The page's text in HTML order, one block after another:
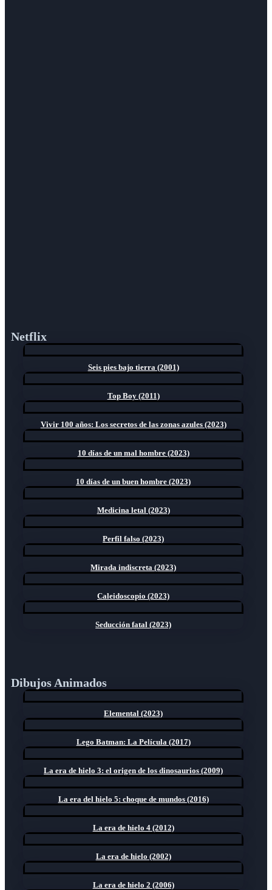
Netflix
Seis pies bajo tierra (2001)
Top Boy (2011)
Vivir 100 años: Los secretos de las zonas azules (2023)
10 días de un mal hombre (2023)
10 días de un buen hombre (2023)
Medicina letal (2023)
Perfil falso (2023)
Mirada indiscreta (2023)
Caleidoscopio (2023)
Seducción fatal (2023)
Dibujos Animados
Elemental (2023)
Lego Batman: La Película (2017)
La era de hielo 3: el origen de los dinosaurios (2009)
La era del hielo 5: choque de mundos (2016)
La era de hielo 4 (2012)
La era de hielo (2002)
La era de hielo 2 (2006)